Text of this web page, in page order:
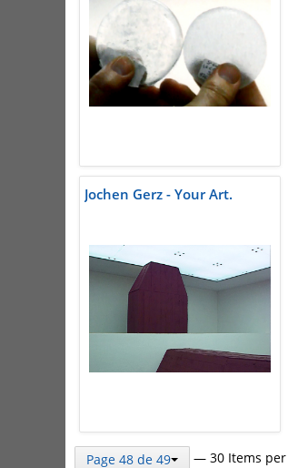
Jochen Gerz - Your Art.
Page 48 de 49 — 30 Items per